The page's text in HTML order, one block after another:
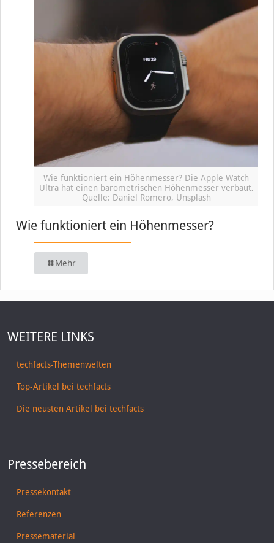
Wie funktioniert ein Höhenmesser? Die Apple Watch
Ultra hat einen barometrischen Höhenmesser verbaut,
Quelle: Daniel Romero, Unsplash
Wie funktioniert ein Höhenmesser?
Mehr
WEITERE LINKS
techfacts-Themenwelten
Top-Artikel bei techfacts
Die neusten Artikel bei techfacts
Pressebereich
Pressekontakt
Referenzen
Pressematerial